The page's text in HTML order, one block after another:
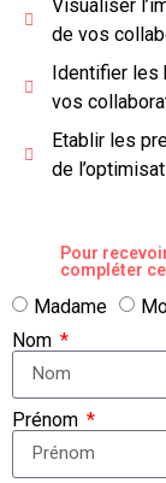
Visualiser
de vos
Identifier les
vos
Etablir les
de
Pour
compléter
Madame
Nom
Prénom